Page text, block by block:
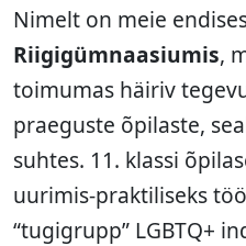
Nimelt on meie
Riigigümnaasiumis,
toimumas häiriv
praeguste õpilaste,
suhtes. 11. klassi
uurimis-praktiliseks
“tugigrupp” LGBTQ+